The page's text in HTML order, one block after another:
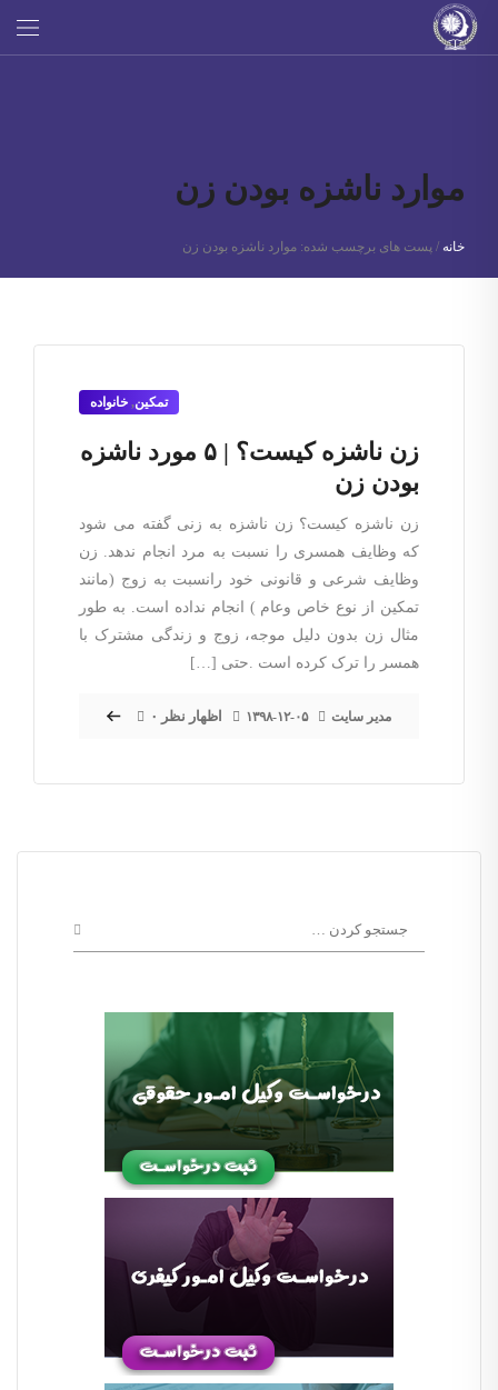
موارد ناشزه بودن زن
خانه / پست های برچسب شده: موارد ناشزه بودن زن
تمکین, خانواده
زن ناشزه کیست؟ | ۵ مورد ناشزه
بودن زن
زن ناشزه کیست؟ زن ناشزه به زنی گفته می شود
که وظایف همسری را نسبت به مرد انجام ندهد. زن
وظایف شرعی و قانونی خود رانسبت به زوج (مانند
تمکین از نوع خاص وعام ) انجام نداده است. به طور
مثال زن بدون دلیل موجه، زوج و زندگی مشترک با
همسر را ترک کرده است .حتی […]
مدیر سایت ۱۳۹۸-۱۲-۰۵ ۰ اظهار نظر